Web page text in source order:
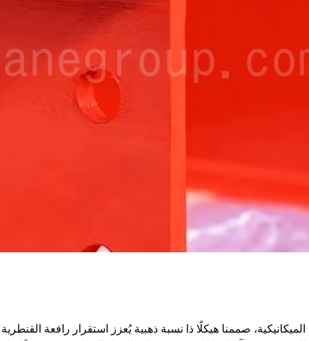
الميكانيكية، صممنا هيكلًا ذا نسبة ذهبية يُعزز استقرار رافعة